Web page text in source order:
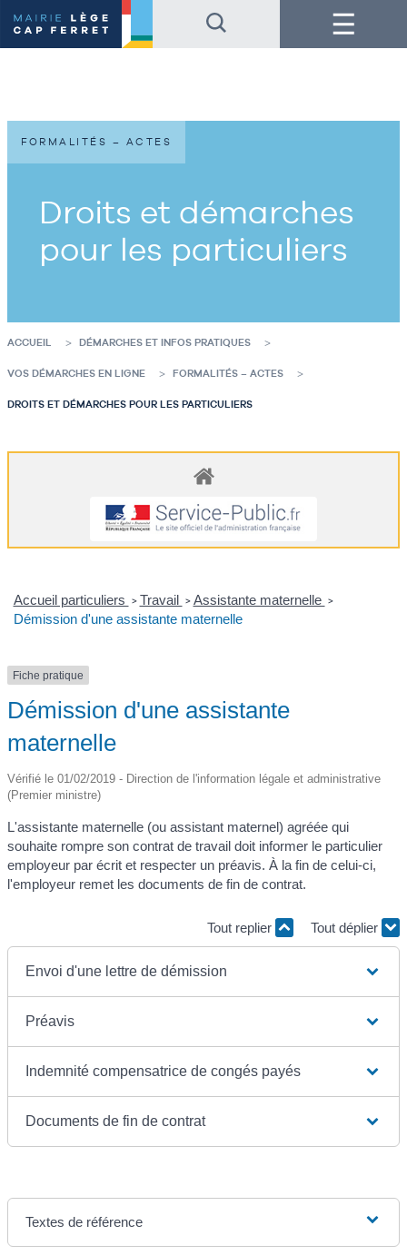
au
contenu
de
au
pied
de
Menu
Droits et démarches
pour les particuliers
FORMALITÉS – ACTES
ACCUEIL DÉMARCHES ET INFOS PRATIQUES
VOS DÉMARCHES EN LIGNE FORMALITÉS – ACTES
DROITS ET DÉMARCHES POUR LES PARTICULIERS
Accueil particuliers > Travail > Assistante maternelle >
Démission d'une assistante maternelle
Fiche pratique
Démission d'une assistante
maternelle
Vérifié le 01/02/2019 - Direction de l'information légale et administrative
(Premier ministre)
L'assistante maternelle (ou assistant maternel) agréée qui
souhaite rompre son contrat de travail doit informer le particulier
employeur par écrit et respecter un préavis. À la fin de celui-ci,
l'employeur remet les documents de fin de contrat.
Tout replier Tout déplier
Envoi d'une lettre de démission
Préavis
Indemnité compensatrice de congés payés
Documents de fin de contrat
Textes de référence